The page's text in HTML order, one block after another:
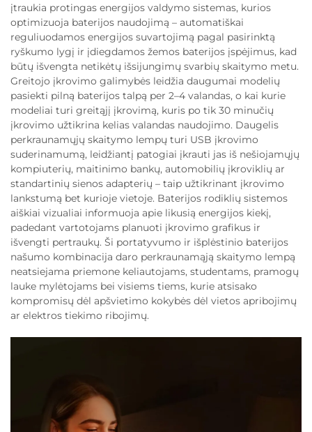
įtraukia protingas energijos valdymo sistemas, kurios
optimizuoja baterijos naudojimą – automatiškai
reguliuodamos energijos suvartojimą pagal pasirinktą
ryškumo lygį ir įdiegdamos žemos baterijos įspėjimus, kad
būtų išvengta netikėtų išsijungimų svarbių skaitymo metu.
Greitojo įkrovimo galimybės leidžia daugumai modelių
pasiekti pilną baterijos talpą per 2–4 valandas, o kai kurie
modeliai turi greitąjį įkrovimą, kuris po tik 30 minučių
įkrovimo užtikrina kelias valandas naudojimo. Daugelis
perkraunamųjų skaitymo lempų turi USB įkrovimo
suderinamumą, leidžiantį patogiai įkrauti jas iš nešiojamųjų
kompiuterių, maitinimo bankų, automobilių įkroviklių ar
standartinių sienos adapterių – taip užtikrinant įkrovimo
lankstumą bet kurioje vietoje. Baterijos rodiklių sistemos
aiškiai vizualiai informuoja apie likusią energijos kiekį,
padedant vartotojams planuoti įkrovimo grafikus ir
išvengti pertraukų. Ši portatyvumo ir išplėstinio baterijos
našumo kombinacija daro perkraunamąją skaitymo lempą
neatsiejama priemone keliautojams, studentams, pramogų
lauke mylėtojams bei visiems tiems, kurie atsisako
kompromisų dėl apšvietimo kokybės dėl vietos apribojimų
ar elektros tiekimo ribojimų.